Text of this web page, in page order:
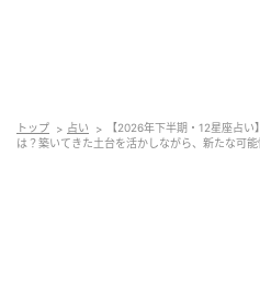
トップ 占い
【2026年下半期・12星座占
は？築いてきた土台を活かしながら、新たな可能